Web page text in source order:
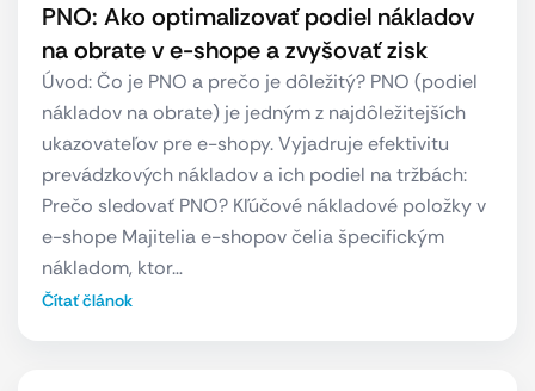
PNO: Ako optimalizovať podiel nákladov
na obrate v e-shope a zvyšovať zisk
Úvod: Čo je PNO a prečo je dôležitý? PNO (podiel
nákladov na obrate) je jedným z najdôležitejších
ukazovateľov pre e-shopy. Vyjadruje efektivitu
prevádzkových nákladov a ich podiel na tržbách:
Prečo sledovať PNO? Kľúčové nákladové položky v
e-shope Majitelia e-shopov čelia špecifickým
nákladom, ktor…
Čítať článok